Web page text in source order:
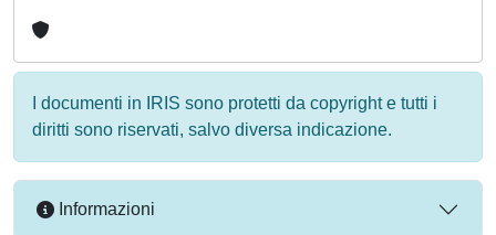
I documenti in IRIS sono protetti da copyright e tutti i
diritti sono riservati, salvo diversa indicazione.
Informazioni